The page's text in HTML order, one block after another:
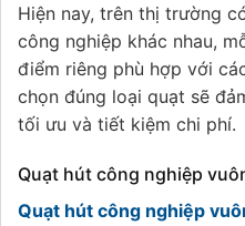
Hiện nay, trên thị trường
công nghiệp khác nhau,
điểm riêng phù hợp với
chọn đúng loại quạt sẽ
tối ưu và tiết kiệm chi phí.
Quạt hút công nghiệp
Quạt hút công nghiệp